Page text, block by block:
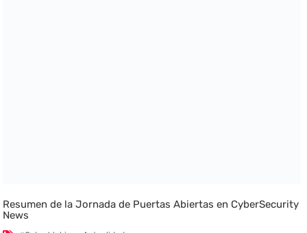
Resumen de la Jornada de Puertas Abiertas en CyberSecurity
News